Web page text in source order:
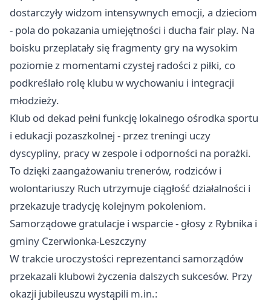
dostarczyły widzom intensywnych emocji, a dzieciom
- pola do pokazania umiejętności i ducha fair play. Na
boisku przeplatały się fragmenty gry na wysokim
poziomie z momentami czystej radości z piłki, co
podkreślało rolę klubu w wychowaniu i integracji
młodzieży.
Klub od dekad pełni funkcję lokalnego ośrodka sportu
i edukacji pozaszkolnej - przez treningi uczy
dyscypliny, pracy w zespole i odporności na porażki.
To dzięki zaangażowaniu trenerów, rodziców i
wolontariuszy Ruch utrzymuje ciągłość działalności i
przekazuje tradycję kolejnym pokoleniom.
Samorządowe gratulacje i wsparcie - głosy z Rybnika i
gminy Czerwionka-Leszczyny
W trakcie uroczystości reprezentanci samorządów
przekazali klubowi życzenia dalszych sukcesów. Przy
okazji jubileuszu wystąpili m.in.: